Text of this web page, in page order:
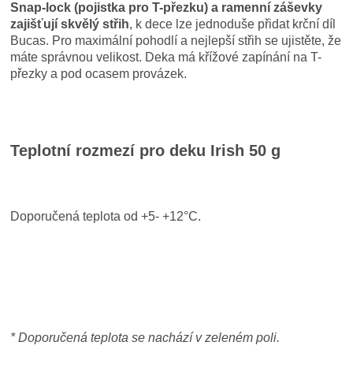
Snap-lock (pojistka pro T-přezku) a ramenní záševky
zajišťují skvělý střih, k dece lze jednoduše přidat krční díl
Bucas. Pro maximální pohodlí a nejlepší střih se ujistěte, že
máte správnou velikost. Deka má křížové zapínání na T-
přezky a pod ocasem provázek.
Teplotní rozmezí pro deku Irish 50 g
Doporučená teplota od +5- +12°C.
* Doporučená teplota se nachází v zeleném poli.